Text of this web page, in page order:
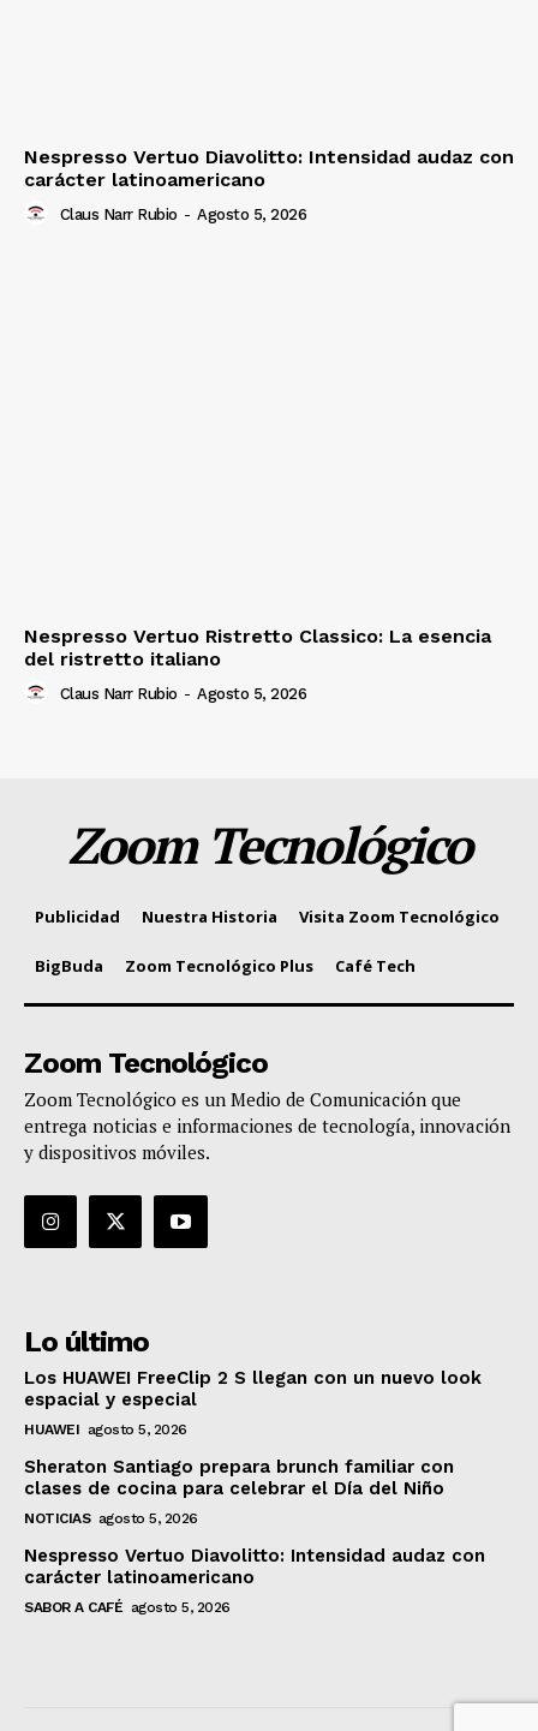
Nespresso Vertuo Diavolitto: Intensidad audaz con
carácter latinoamericano
Claus Narr Rubio - Agosto 5, 2026
Nespresso Vertuo Ristretto Classico: La esencia
del ristretto italiano
Claus Narr Rubio - Agosto 5, 2026
Zoom Tecnológico
Publicidad Nuestra Historia Visita Zoom Tecnológico
BigBuda Zoom Tecnológico Plus Café Tech
Zoom Tecnológico
Zoom Tecnológico es un Medio de Comunicación que
entrega noticias e informaciones de tecnología, innovación
y dispositivos móviles.
Lo último
Los HUAWEI FreeClip 2 S llegan con un nuevo look
espacial y especial
HUAWEI agosto 5, 2026
Sheraton Santiago prepara brunch familiar con
clases de cocina para celebrar el Día del Niño
NOTICIAS agosto 5, 2026
Nespresso Vertuo Diavolitto: Intensidad audaz con
carácter latinoamericano
SABOR A CAFÉ agosto 5, 2026